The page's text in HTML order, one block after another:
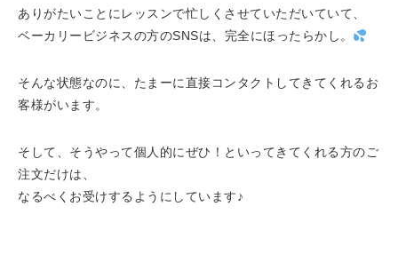
ありがたいことにレッスンで忙しくさせていただいていて、
ベーカリービジネスの方のSNSは、完全にほったらかし。
そんな状態なのに、たまーに直接コンタクトしてきてくれるお
客様がいます。
そして、そうやって個人的にぜひ！といってきてくれる方のご
注文だけは、
なるべくお受けするようにしています♪